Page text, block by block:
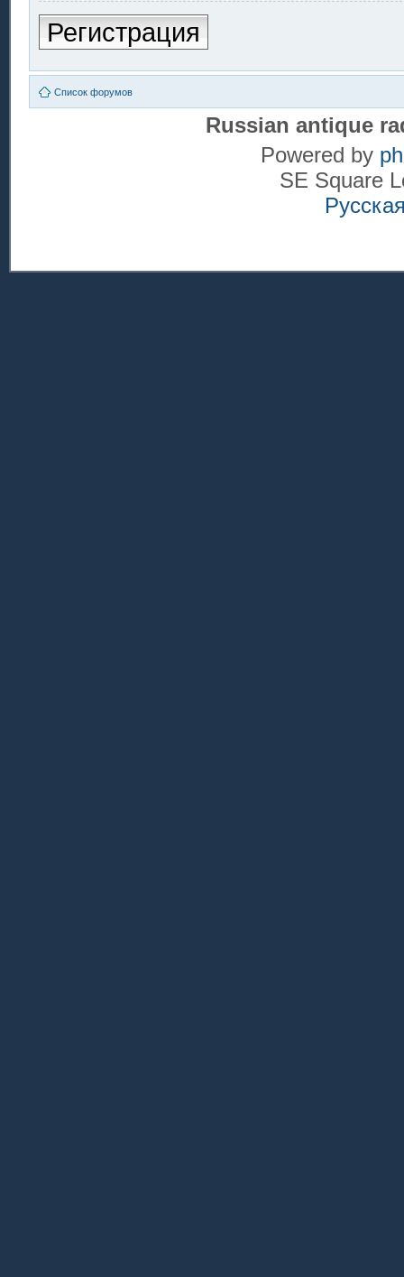
Регистрация
Список форумов
Russian antique
Powered by
SE Square